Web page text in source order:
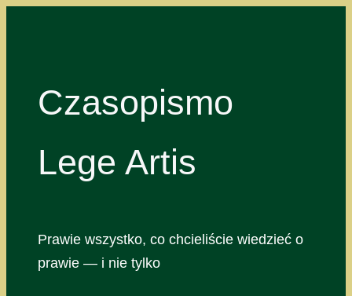
Czasopismo
Lege Artis
Prawie wszystko, co chcieliście wiedzieć o
prawie — i nie tylko